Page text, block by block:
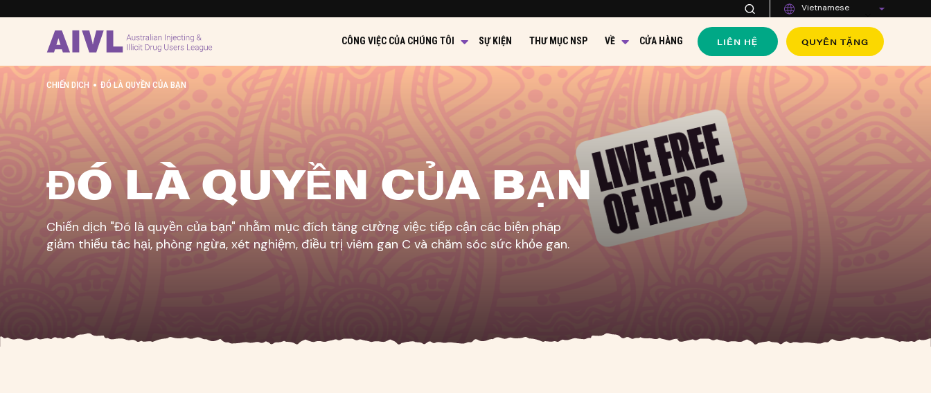
Vietnamese
CÔNG VIỆC CỦA CHÚNG TÔI SỰ KIỆN THƯ MỤC NSP VỀ CỬA HÀNG LIÊN HỆ QUYÊN TẶNG
CHIẾN DỊCH • ĐÓ LÀ QUYỀN CỦA BẠN
ĐÓ LÀ QUYỀN CỦA BẠN
Chiến dịch "Đó là quyền của bạn" nhằm mục đích tăng cường việc tiếp cận các biện pháp
giảm thiểu tác hại, phòng ngừa, xét nghiệm, điều trị viêm gan C và chăm sóc sức khỏe gan.